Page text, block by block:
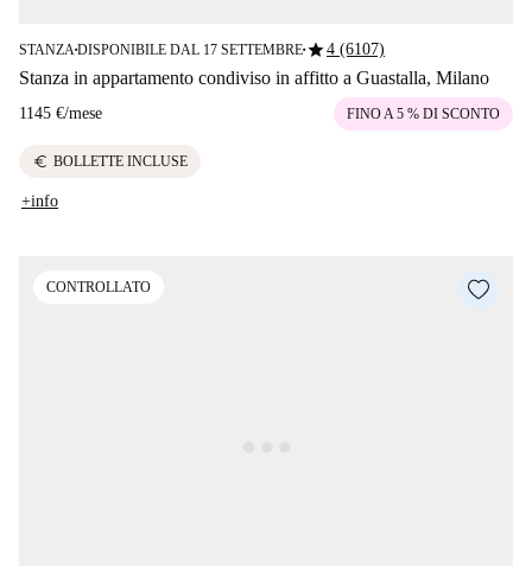
STANZA■DISPONIBILE DAL 17 SETTEMBRE■star4 (6107)
Stanza in appartamento condiviso in affitto a Guastalla, Milano
1145 €/mese FINO A 5 % DI SCONTO
euro BOLLETTE INCLUSE
+info
CONTROLLATO